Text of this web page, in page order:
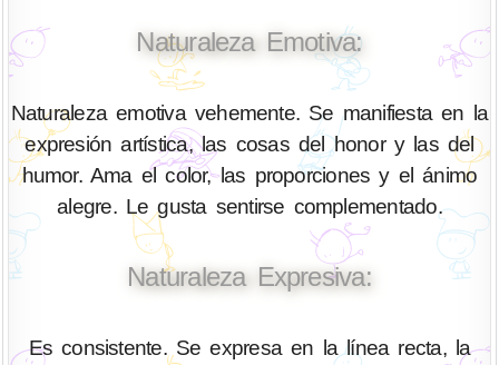
Naturaleza Emotiva:
Naturaleza emotiva vehemente. Se manifiesta en la
expresión artística, las cosas del honor y las del
humor. Ama el color, las proporciones y el ánimo
alegre. Le gusta sentirse complementado.
Naturaleza Expresiva:
Es consistente. Se expresa en la línea recta, la